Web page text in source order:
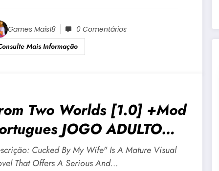
Games Mais18
0 Comentários
Mais Informação
Two Worlds [1.0] +Mod
JOGO ADULTO
Para Android E PC
Cucked By My Wife" Is A Mature Visual
That Offers A Serious And…